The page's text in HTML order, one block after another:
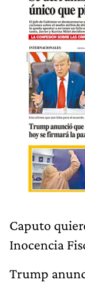
Caputo
Inocencia
Trump